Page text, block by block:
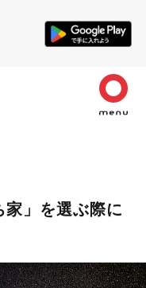
家」を選ぶ際に